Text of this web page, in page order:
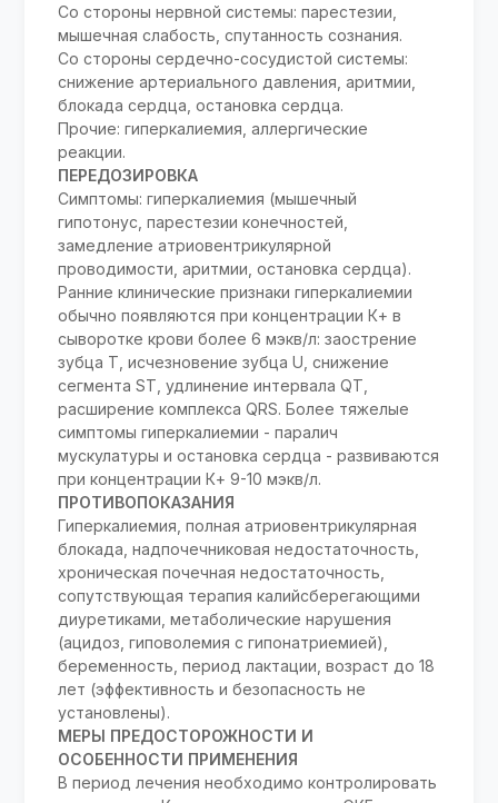
Со стороны нервной системы: парестезии,
мышечная слабость, спутанность сознания.
Со стороны сердечно-сосудистой системы:
снижение артериального давления, аритмии,
блокада сердца, остановка сердца.
Прочие: гиперкалиемия, аллергические
реакции.
ПЕРЕДОЗИРОВКА
Симптомы: гиперкалиемия (мышечный
гипотонус, парестезии конечностей,
замедление атриовентрикулярной
проводимости, аритмии, остановка сердца).
Ранние клинические признаки гиперкалиемии
обычно появляются при концентрации К+ в
сыворотке крови более 6 мэкв/л: заострение
зубца Т, исчезновение зубца U, снижение
сегмента ST, удлинение интервала QT,
расширение комплекса QRS. Более тяжелые
симптомы гиперкалиемии - паралич
мускулатуры и остановка сердца - развиваются
при концентрации К+ 9-10 мэкв/л.
ПРОТИВОПОКАЗАНИЯ
Гиперкалиемия, полная атриовентрикулярная
блокада, надпочечниковая недостаточность,
хроническая почечная недостаточность,
сопутствующая терапия калийсберегающими
диуретиками, метаболические нарушения
(ацидоз, гиповолемия с гипонатриемией),
беременность, период лактации, возраст до 18
лет (эффективность и безопасность не
установлены).
МЕРЫ ПРЕДОСТОРОЖНОСТИ И
ОСОБЕННОСТИ ПРИМЕНЕНИЯ
В период лечения необходимо контролировать